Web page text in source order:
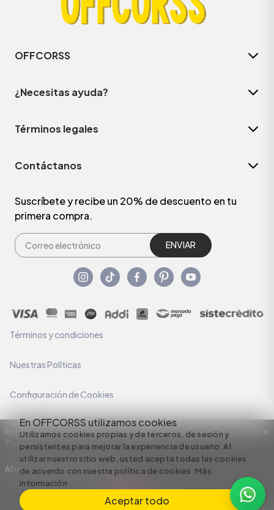
En OFFCORSS utilizamos cookies
Utilizamos cookies propias y de terceros, de sesión y
persistentes para mejorar la experiencia de usuario. Al
utilizar nuestro sitio web, usted acepta todas las cookies
de acuerdo con nuestra política de cookies. Más
información
Aceptar todo
OFFCORSS
¿Necesitas ayuda?
Términos legales
Contáctanos
Suscríbete y recibe un 20% de descuento en tu
primera compra.
ENVIAR
Términos y condiciones
Nuestras Políticas
Configuración de Cookies
Razón Social: C.I HERMECO S.A. NIT: 890924167-6 Dirección: Carrera 50 #
7 – 35
All rights reserved empowered by